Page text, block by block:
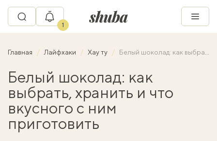
1
Главная Лайфхаки Хау ту Белый шоколад: как выбрать, хранить и что вкусного с ним приготовить
Белый шоколад: как
выбрать, хранить и что
вкусного с ним
приготовить